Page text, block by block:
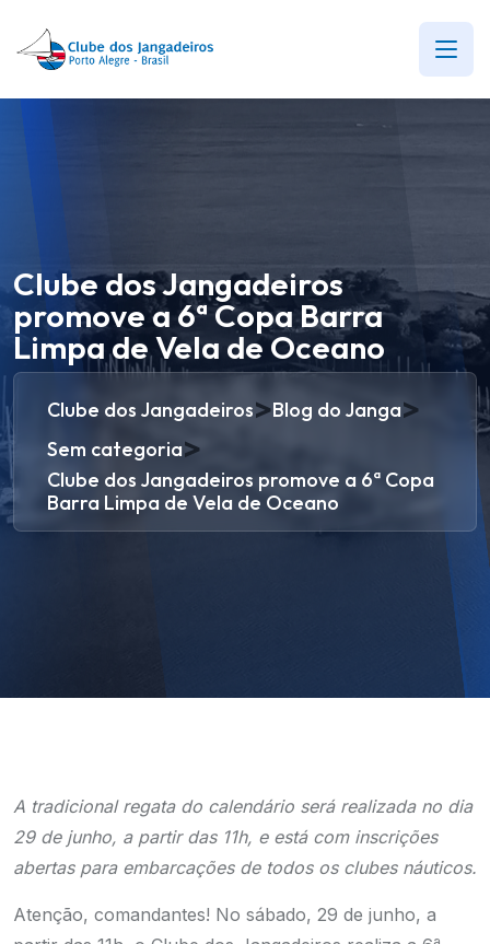
Clube dos Jangadeiros
promove a 6ª Copa Barra
Limpa de Vela de Oceano
Clube dos Jangadeiros>Blog do Janga>
Sem categoria>
Clube dos Jangadeiros promove a 6ª Copa
Barra Limpa de Vela de Oceano
A tradicional regata do calendário será realizada no dia
29 de junho, a partir das 11h, e está com inscrições
abertas para embarcações de todos os clubes náuticos.
Atenção, comandantes! No sábado, 29 de junho, a